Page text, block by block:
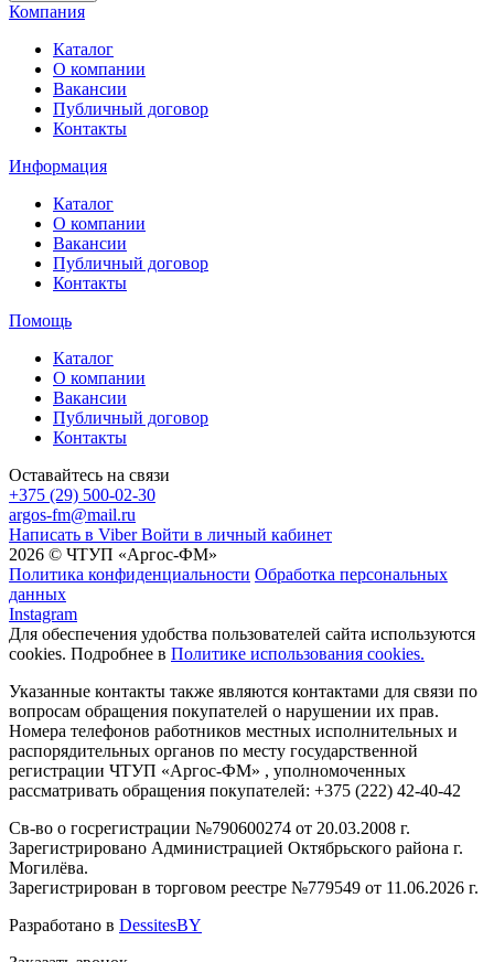
Компания
Каталог
О компании
Вакансии
Публичный договор
Контакты
Информация
Каталог
О компании
Вакансии
Публичный договор
Контакты
Помощь
Каталог
О компании
Вакансии
Публичный договор
Контакты
Оставайтесь на связи
+375 (29) 500-02-30
argos-fm@mail.ru
Написать в Viber Войти в личный кабинет
2026 © ЧТУП «Аргос-ФМ»
Политика конфиденциальности Обработка персональных
данных
Instagram
Для обеспечения удобства пользователей сайта используются
cookies. Подробнее в Политике использования cookies.
Указанные контакты также являются контактами для связи по
вопросам обращения покупателей о нарушении их прав.
Номера телефонов работников местных исполнительных и
распорядительных органов по месту государственной
регистрации ЧТУП «Аргос-ФМ» , уполномоченных
рассматривать обращения покупателей: +375 (222) 42-40-42
Св-во о госрегистрации №790600274 от 20.03.2008 г.
Зарегистрировано Администрацией Октябрьского района г.
Могилёва.
Зарегистрирован в торговом реестре №779549 от 11.06.2026 г.
Разработано в DessitesBY